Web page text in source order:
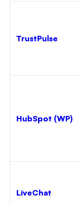
TrustPulse
HubSpot (WP)
LiveChat